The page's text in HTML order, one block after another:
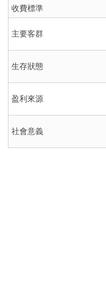
收費標準
主要客群
生存狀態
盈利來源
社會意義